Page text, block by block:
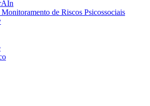
de Riscos Psicossociais